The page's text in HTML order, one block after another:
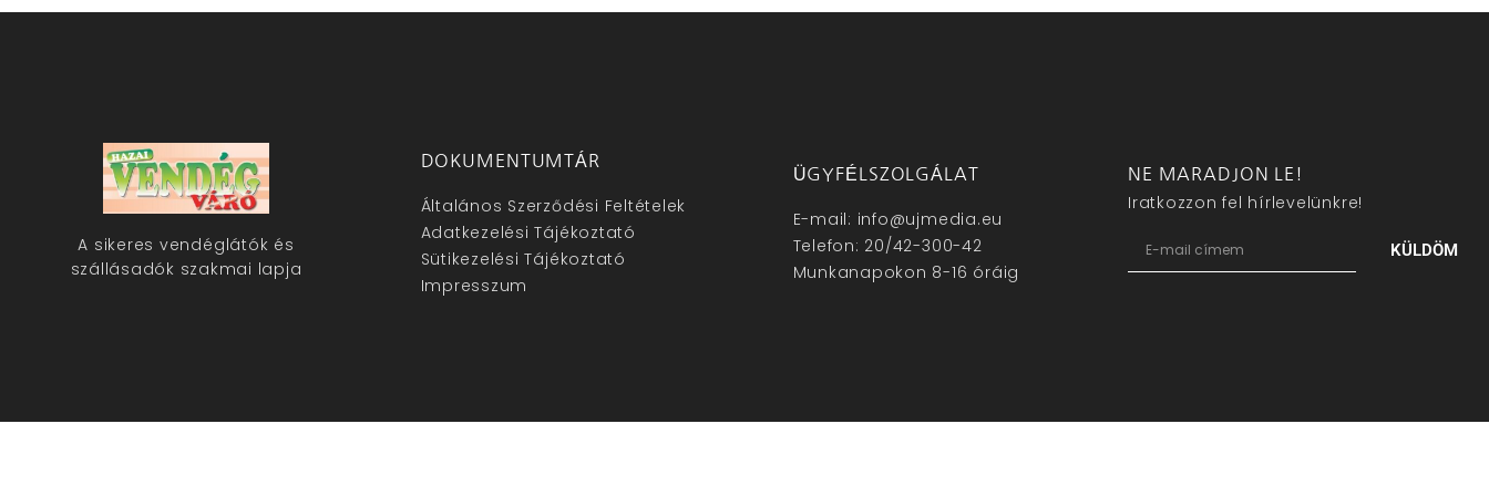
A sikeres vendéglátók és
szállásadók szakmai lapja
DOKUMENTUMTÁR
Általános Szerződési Feltételek
Adatkezelési Tájékoztató
Sütikezelési Tájékoztató
Impresszum
ÜGYFÉLSZOLGÁLAT
E-mail: info@ujmedia.eu
Telefon: 20/42-300-42
Munkanapokon 8-16 óráig
NE MARADJON LE!
Iratkozzon fel hírlevelünkre!
KÜLDÖM